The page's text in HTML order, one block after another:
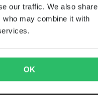
our traffic. We also share
may combine it with
OK